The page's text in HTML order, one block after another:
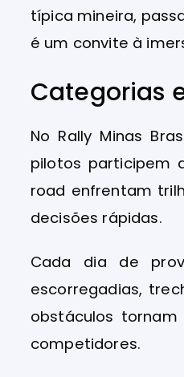
típica mineira,
é um convite à
Categorias
No Rally Minas
pilotos participem
road enfrentam
decisões rápidas.
Cada dia de
escorregadias,
obstáculos
competidores.